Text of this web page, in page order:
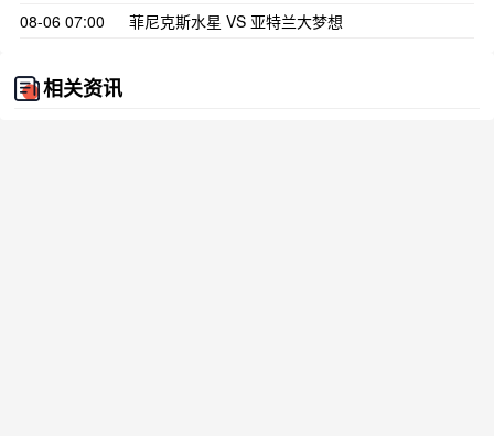
08-06 07:00
菲尼克斯水星 VS 亚特兰大梦想
相关资讯